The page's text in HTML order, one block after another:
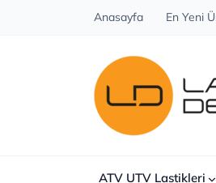
Anasayfa En Yeni
ATV UTV Lastikleri